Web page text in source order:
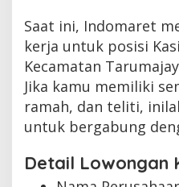
Saat ini, Indomaret
kerja untuk posisi
Kecamatan
Jika kamu memiliki
ramah, dan teliti,
untuk bergabung
Detail Lowongan